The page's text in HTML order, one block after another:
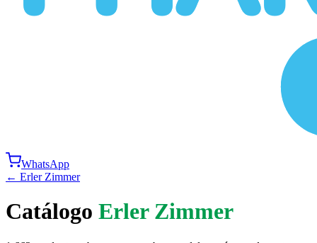
WhatsApp
← Erler Zimmer
Catálogo Erler Zimmer